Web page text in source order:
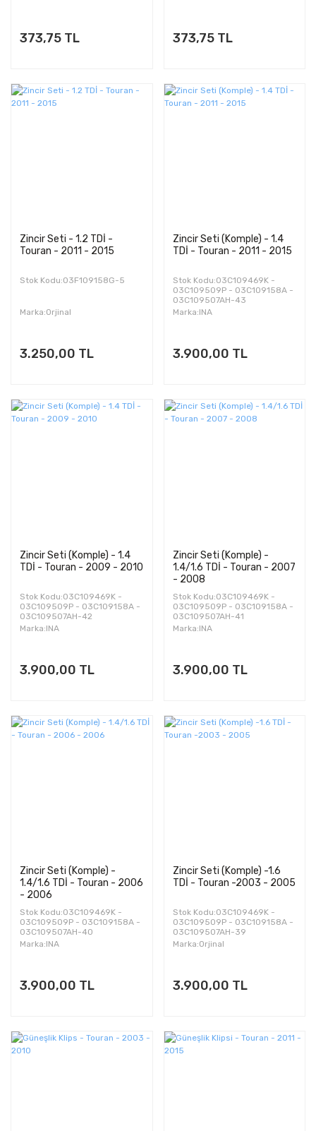
373,75 TL 373,75 TL
Zincir Seti - 1.2 TDİ -
Touran - 2011 - 2015
Stok Kodu:03F109158G-5
Marka:Orjinal
3.250,00 TL
Zincir Seti (Komple) - 1.4
TDİ - Touran - 2011 - 2015
Stok Kodu:03C109469K -
03C109509P - 03C109158A -
03C109507AH-43
Marka:INA
3.900,00 TL
Zincir Seti (Komple) - 1.4
TDİ - Touran - 2009 - 2010
Stok Kodu:03C109469K -
03C109509P - 03C109158A -
03C109507AH-42
Marka:INA
3.900,00 TL
Zincir Seti (Komple) -
1.4/1.6 TDİ - Touran - 2007
- 2008
Stok Kodu:03C109469K -
03C109509P - 03C109158A -
03C109507AH-41
Marka:INA
3.900,00 TL
Zincir Seti (Komple) -
1.4/1.6 TDİ - Touran - 2006
- 2006
Stok Kodu:03C109469K -
03C109509P - 03C109158A -
03C109507AH-40
Marka:INA
3.900,00 TL
Zincir Seti (Komple) -1.6
TDİ - Touran -2003 - 2005
Stok Kodu:03C109469K -
03C109509P - 03C109158A -
03C109507AH-39
Marka:Orjinal
3.900,00 TL